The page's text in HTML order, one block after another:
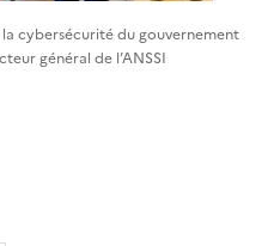
cybersécurité du gouvernement
général de l’ANSSI